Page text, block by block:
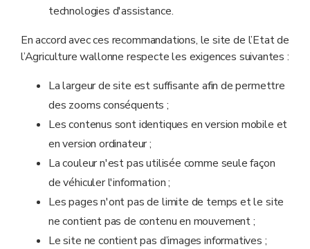
technologies d'assistance.
En accord avec ces recommandations, le site de l’Etat de
l’Agriculture wallonne respecte les exigences suivantes :
La largeur de site est suffisante afin de permettre
des zooms conséquents ;
Les contenus sont identiques en version mobile et
en version ordinateur ;
La couleur n'est pas utilisée comme seule façon
de véhiculer l'information ;
Les pages n'ont pas de limite de temps et le site
ne contient pas de contenu en mouvement ;
Le site ne contient pas d’images informatives ;